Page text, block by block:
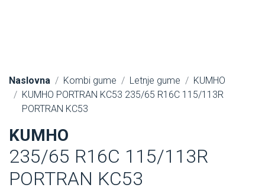
Naslovna Kombi gume Letnje gume
KUMHO
KUMHO PORTRAN KC53 235/65 R16C 115/113R
PORTRAN KC53
KUMHO
235/65 R16C 115/113R
PORTRAN KC53